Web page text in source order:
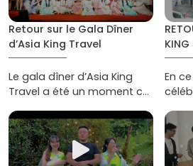
Retour sur le Gala Dîner
d’Asia King Travel
Le gala dîner d’Asia King
Travel a été un moment c...
KING
En